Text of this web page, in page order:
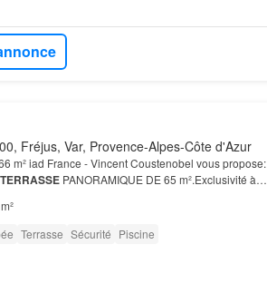
Fréjus, Var, Provence-Alpes-Côte d'Azur
m² iad France - Vincent Coustenobel vous propose:
TERRASSEPANORAMIQUE DE 65 m².Exclusivité à
dernier étage dans une résidence, sécurisée avec
Terrasse Sécurité Piscine